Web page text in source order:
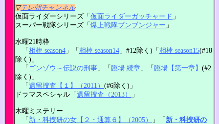
▽テレ朝チャンネル
仮面ライダーシリーズ「仮面ライダーガッチャード 」
スーパー戦隊シリーズ「爆上戦隊ブンブンジャー 」
水曜21時枠
「相棒 season4 」「相棒 season14 」#12除く)「相棒 season15(#18
除く)」
「 ゴンゾウ～伝説の刑事 」「臨場 続章 」「臨場【第一章】 (#2
除く)」
「遺留捜査【１】（2011） (#6除く)」
ドラマスペシャル「遺留捜査（2013） 」
木曜ミステリー
「 新・科捜研の女【２・通算６】（2005） 」「 新・科捜研の